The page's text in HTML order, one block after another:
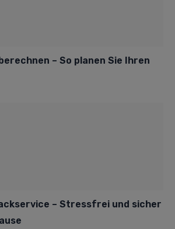
– So planen Sie Ihren
– Stressfrei und sicher